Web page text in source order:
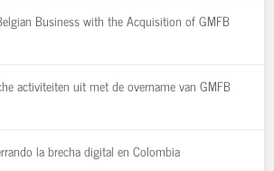
Business with the Acquisition of GMFB
activiteiten uit met de overname van GMFB
la brecha digital en Colombia